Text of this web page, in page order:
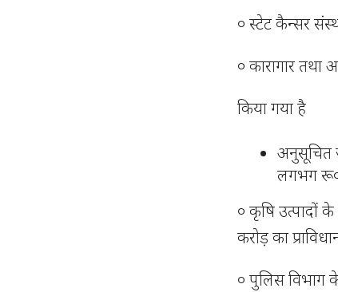
० स्टेट कैन्सर
० कारागार तथा
किया गया है
अनुसूचित
लगभग रू०
० कृषि उत्पादों
करोड़ का
० पुलिस विभाग